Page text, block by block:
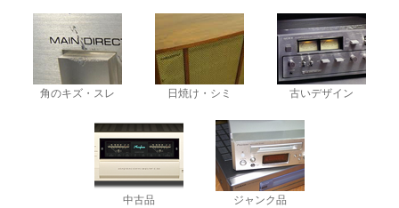
角のキズ・スレ 日焼け・シミ 古いデザイン
中古品 ジャンク品